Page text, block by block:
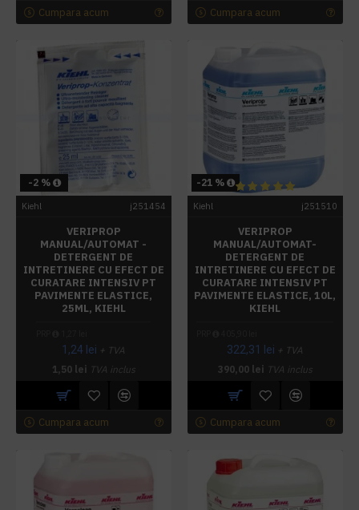
Cumpara acum Cumpara acum
-2 %
Kiehl j251454
VERIPROP
MANUAL/AUTOMAT -
DETERGENT DE
INTRETINERE CU EFECT DE
CURATARE INTENSIV PT
PAVIMENTE ELASTICE,
25ML, KIEHL
1,24 lei + TVA
1,50 lei TVA inclus
Cumpara acum
-21 %
Kiehl j251510
VERIPROP
MANUAL/AUTOMAT-
DETERGENT DE
INTRETINERE CU EFECT DE
CURATARE INTENSIV PT
PAVIMENTE ELASTICE, 10L,
KIEHL
322,31 lei + TVA
390,00 lei TVA inclus
Cumpara acum